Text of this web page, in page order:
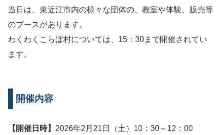
当日は、東近江市内の様々な団体の、教室や体験、販売等
のブースがあります。
わくわくこらぼ村については、15：30まで開催されてい
ます。
開催内容
【開催日時】 2026年2月21日（土）10：30～12：00